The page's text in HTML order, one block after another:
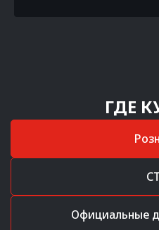
ГДЕ
Официальные